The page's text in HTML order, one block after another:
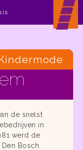
de snelst
in
werd de
Bosch